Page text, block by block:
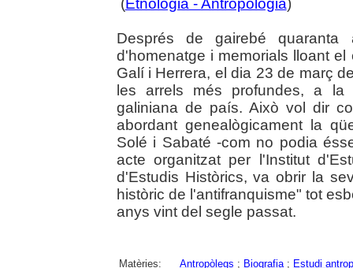
(Etnologia - Antropologia)
Després de gairebé quaranta
d'homenatge i memorials lloant
Galí i Herrera, el dia 23 de març
les arrels més profundes, a
galiniana de país. Això vol dir
abordant genealògicament la
Solé i Sabaté -com no podia
acte organitzat per l'Institut
d'Estudis Històrics, va obrir la
històric de l'antifranquisme" tot
anys vint del segle passat.
Matèries: Antropòlegs ; Biografia; Estudi